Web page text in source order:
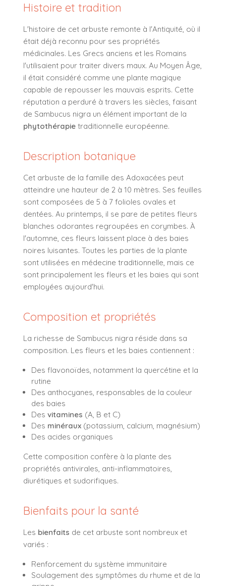
Histoire et tradition
L'histoire de cet arbuste remonte à l'Antiquité, où il
était déjà reconnu pour ses propriétés
médicinales. Les Grecs anciens et les Romains
l'utilisaient pour traiter divers maux. Au Moyen Âge,
il était considéré comme une plante magique
capable de repousser les mauvais esprits. Cette
réputation a perduré à travers les siècles, faisant
de Sambucus nigra un élément important de la
phytothérapie traditionnelle européenne.
Description botanique
Cet arbuste de la famille des Adoxacées peut
atteindre une hauteur de 2 à 10 mètres. Ses feuilles
sont composées de 5 à 7 folioles ovales et
dentées. Au printemps, il se pare de petites fleurs
blanches odorantes regroupées en corymbes. À
l'automne, ces fleurs laissent place à des baies
noires luisantes. Toutes les parties de la plante
sont utilisées en médecine traditionnelle, mais ce
sont principalement les fleurs et les baies qui sont
employées aujourd'hui.
Composition et propriétés
La richesse de Sambucus nigra réside dans sa
composition. Les fleurs et les baies contiennent :
Des flavonoïdes, notamment la quercétine et la
rutine
Des anthocyanes, responsables de la couleur
des baies
Des vitamines (A, B et C)
Des minéraux (potassium, calcium, magnésium)
Des acides organiques
Cette composition confère à la plante des
propriétés antivirales, anti-inflammatoires,
diurétiques et sudorifiques.
Bienfaits pour la santé
Les bienfaits de cet arbuste sont nombreux et
variés :
Renforcement du système immunitaire
Soulagement des symptômes du rhume et de la